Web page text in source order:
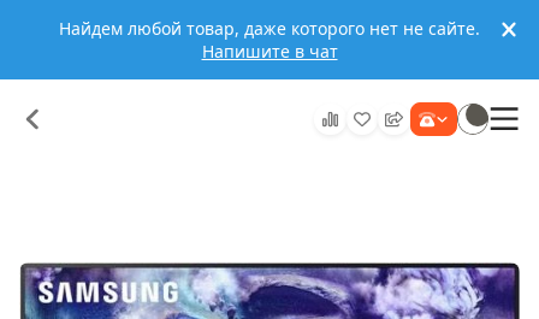
Найдем любой товар, даже которого нет не сайте.
Напишите в чат